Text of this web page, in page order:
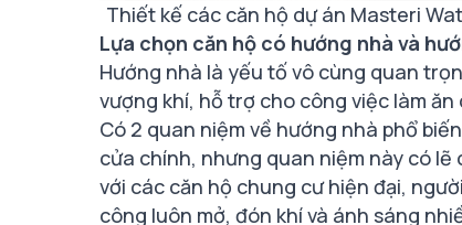
Thiết kế các căn hộ dự án Masteri
Lựa chọn căn hộ có hướng nhà và
Hướng nhà là yếu tố vô cùng quan
vượng khí, hỗ trợ cho công việc làm
Có 2 quan niệm về hướng nhà phổ
cửa chính, nhưng quan niệm này có
với các căn hộ chung cư hiện đại,
công luôn mở, đón khí và ánh sáng